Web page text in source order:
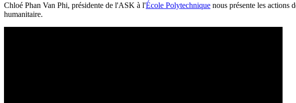
Chloé Phan Van Phi, présidente de l'ASK à l'École Polytechnique nous présente les actions
humanitaire.